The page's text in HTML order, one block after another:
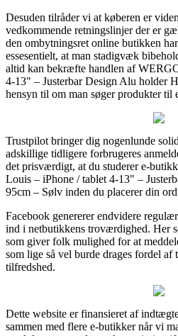
Desuden tilråder vi at køberen er
vedkommende retningslinjer der er
den ombytningsret online butikken
essesentielt, at man stadigvæk
altid kan bekræfte handlen af
4-13" – Justerbar Design Alu holder
hensyn til om man søger produkter til
Trustpilot bringer dig nogenlunde
adskillige tidligere forbrugeres
det prisværdigt, at du studerer e-
Louis – iPhone / tablet 4-13" –
95cm – Sølv inden du placerer din
Facebook genererer endvidere
ind i netbutikkens troværdighed. Her
som giver folk mulighed for at
som lige så vel burde drages fordel
tilfredshed.
Dette website er finansieret af
sammen med flere e-butikker når vi